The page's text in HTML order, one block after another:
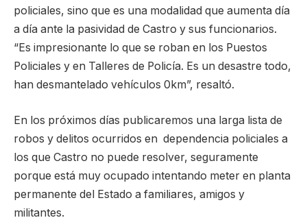
policiales, sino que es una modalidad que aumenta día
a día ante la pasividad de Castro y sus funcionarios.
“Es impresionante lo que se roban en los Puestos
Policiales y en Talleres de Policía. Es un desastre todo,
han desmantelado vehículos 0km”, resaltó.
En los próximos días publicaremos una larga lista de
robos y delitos ocurridos en dependencia policiales a
los que Castro no puede resolver, seguramente
porque está muy ocupado intentando meter en planta
permanente del Estado a familiares, amigos y
militantes.